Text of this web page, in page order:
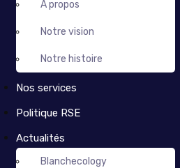
À propos
Notre vision
Notre histoire
Nos services
Politique RSE
Actualités
Blanchecology